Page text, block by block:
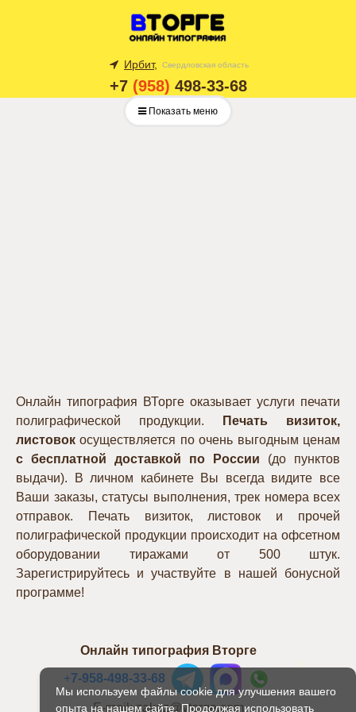
Ирбит, Свердловская область
+7 (958) 498-33-68
Показать меню
Мы используем файлы cookie для улучшения вашего
опыта на нашем сайте. Продолжая использовать
Онлайн типография ВТорге оказывает услуги печати
полиграфической продукции.
Печать визиток,
листовок осуществляется по очень выгодным ценам
с бесплатной доставкой по России (до пунктов
выдачи). В личном кабинете Вы всегда видите все
Ваши заказы, статусы выполнения, трек номера всех
отправок. Печать визиток, листовок и прочей
полиграфической продукции происходит на офсетном
оборудовании тиражами от 500 штук.
Зарегистрируйтесь и участвуйте в нашей бонусной
программе!
Онлайн типография Вторге
+7-958-498-33-68
E-mail: zakaz@vtorge.com